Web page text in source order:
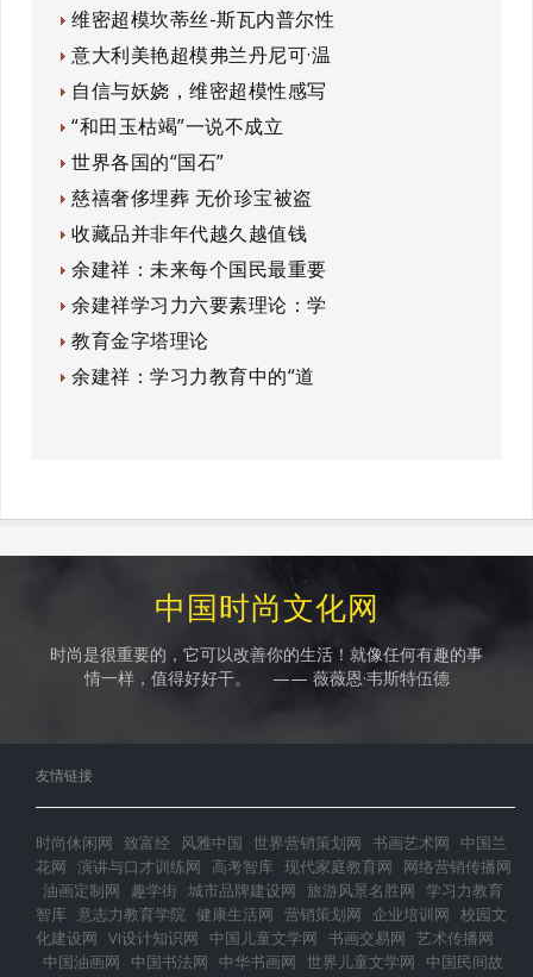
维密超模坎蒂丝-斯瓦内普尔性
意大利美艳超模弗兰丹尼可·温
自信与妖娆，维密超模性感写
“和田玉枯竭”一说不成立
世界各国的“国石”
慈禧奢侈埋葬 无价珍宝被盗
收藏品并非年代越久越值钱
余建祥：未来每个国民最重要
余建祥学习力六要素理论：学
教育金字塔理论
余建祥：学习力教育中的“道
中国时尚文化网
时尚是很重要的，它可以改善你的生活！就像任何有趣的事
情一样，值得好好干。 —— 薇薇恩·韦斯特伍德
友情链接
时尚休闲网 致富经 风雅中国 世界营销策划网 书画艺术网
中国兰
花网 演讲与口才训练网 高考智库 现代家庭教育网
网络营销传播网
油画定制网
趣学街 城市品牌建设网 旅游风景名胜网 学习力教育
智库 意志力教育学院 健康生活网 营销策划网 企业培训网 校园文
化建设网 VI设计知识网 中国儿童文学网 书画交易网 艺术传播网
中国油画网
中国书法网 中华书画网 世界儿童文学网
中国民间故